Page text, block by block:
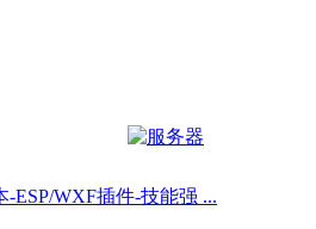
ESP/WXF插件-技能强 ...